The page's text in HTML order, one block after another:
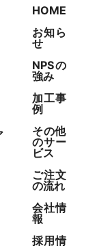
HOME
お知ら
せ
NPSの
強み
加工事
例
その他
のサー
ビス
ご注文
の流れ
会社情
報
採用情